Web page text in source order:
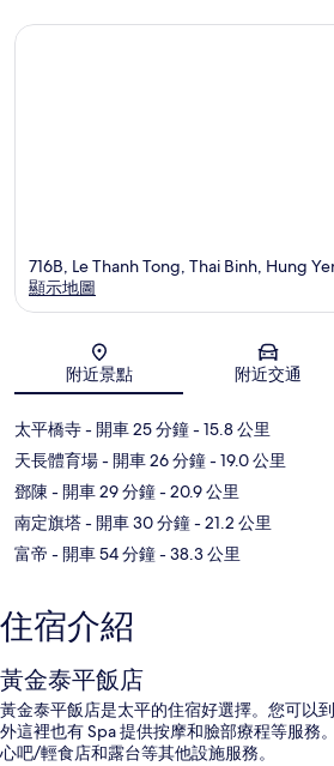
地圖
716B, Le Thanh Tong, Thai Binh, Hung
顯示地圖
附近景點 附近交通
太平橋寺- 開車 25 分鐘- 15.8 公里
天長體育場- 開車 26 分鐘- 19.0 公里
鄧陳 - 開車 29 分鐘- 20.9 公里
南定旗塔- 開車 30 分鐘- 21.2 公里
富帝 - 開車 54 分鐘- 38.3 公里
住宿介紹
黃金泰平飯店
黃金泰平飯店是太平的住宿好選擇。您可以
外這裡也有 Spa 提供按摩和臉部療程等服務
心吧/輕食店和露台等其他設施服務。